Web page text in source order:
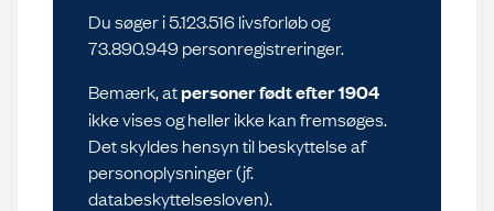
spørgsmål
Du søger i 5.123.516 livsforløb og
73.890.949 personregistreringer.
Bemærk, atpersoner født efter 1904
ikke vises og heller ikke kan fremsøges.
Det skyldes hensyn til beskyttelse af
personoplysninger (jf.
databeskyttelsesloven).